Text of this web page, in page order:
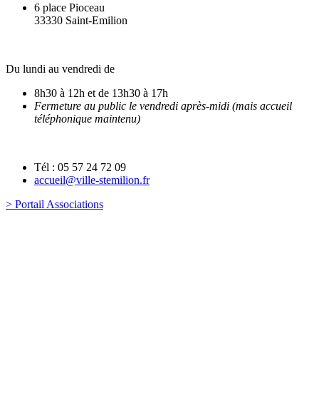
6 place Pioceau
33330 Saint-Emilion
Du lundi au vendredi de
8h30 à 12h et de 13h30 à 17h
Fermeture au public le vendredi après-midi (mais accueil
téléphonique maintenu)
Tél : 05 57 24 72 09
accueil@ville-stemilion.fr
> Portail Associations